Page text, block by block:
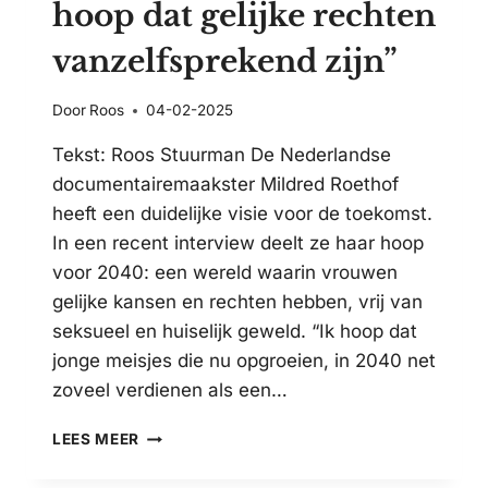
hoop dat gelijke rechten
vanzelfsprekend zijn”
Door Roos 04-02-2025
Tekst: Roos Stuurman De Nederlandse
documentairemaakster Mildred Roethof
heeft een duidelijke visie voor de toekomst.
In een recent interview deelt ze haar hoop
voor 2040: een wereld waarin vrouwen
gelijke kansen en rechten hebben, vrij van
seksueel en huiselijk geweld. “Ik hoop dat
jonge meisjes die nu opgroeien, in 2040 net
zoveel verdienen als een…
LEES MEER FILMMAKER